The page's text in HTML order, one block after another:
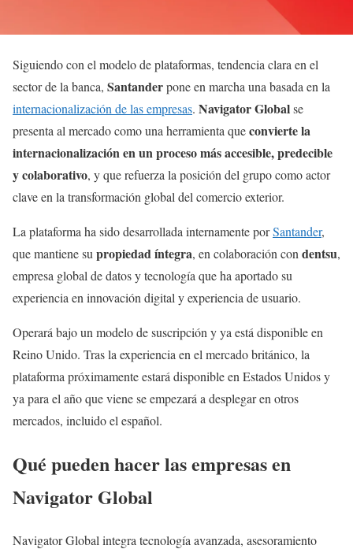
Siguiendo con el modelo de plataformas, tendencia clara en el
sector de la banca, Santanderpone en marcha una basada en la
internacionalización de las empresas. Navigator Globalse
presenta al mercado como una herramienta queconvierte la
internacionalización en un proceso más accesible, predecible
y colaborativo, y que refuerza la posición del grupo como actor
clave en la transformación global del comercio exterior.
La plataforma ha sido desarrollada internamente porSantander,
que mantiene su propiedad íntegra, en colaboración con dentsu,
empresa global de datos y tecnología que ha aportado su
experiencia en innovación digital y experiencia de usuario.
Operará bajo un modelo de suscripción y ya está disponible en
Reino Unido. Tras la experiencia en el mercado británico, la
plataforma próximamente estará disponible en Estados Unidos y
ya para el año que viene se empezará a desplegar en otros
mercados, incluido el español.
Qué pueden hacer las empresas en
Navigator Global
Navigator Global integra tecnología avanzada, asesoramiento